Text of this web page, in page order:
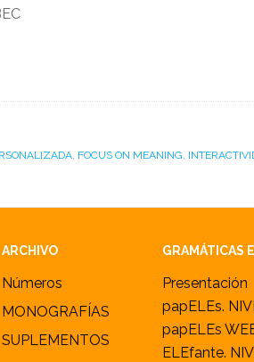
, FOCUS ON MEANING,
ARCHIVO
Números
MONOGRAFÍAS
SUPLEMENTOS
GRAMÁTICAS
Presentación
papELEs.
papELEs
ELEfante.